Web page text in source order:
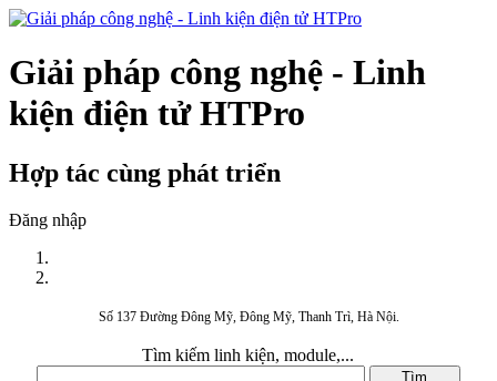
Giải pháp công nghệ - Linh
kiện điện tử HTPro
Hợp tác cùng phát triển
Đăng nhập
Số 137 Đường Đông Mỹ, Đông Mỹ, Thanh Trì, Hà Nội.
Tìm kiếm linh kiện, module,...